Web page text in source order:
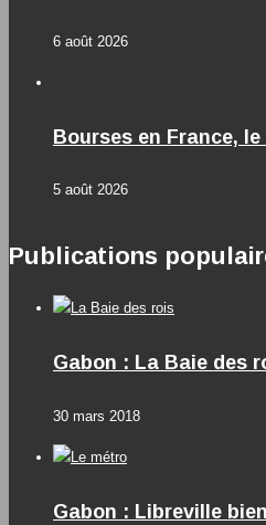
6 août 2026
Bourses en France,
5 août 2026
Publications
Gabon : La Baie des
30 mars 2018
Gabon : Libreville